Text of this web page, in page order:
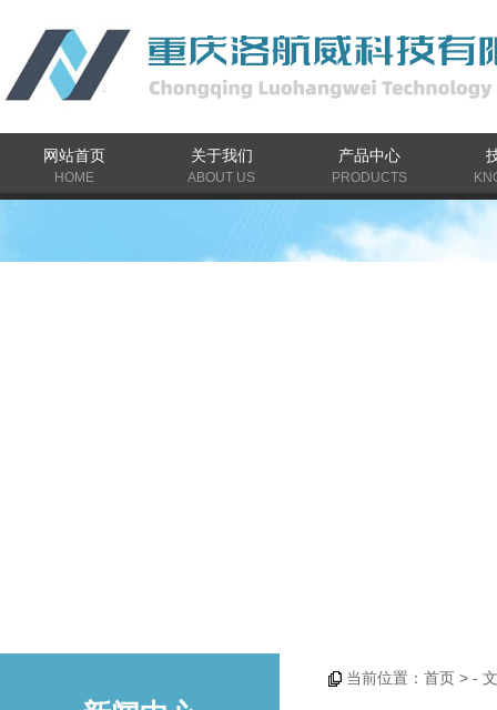
网站首页 关于我们 产品中心
HOME ABOUT US PRODUCTS
当前位置： 首页 > -